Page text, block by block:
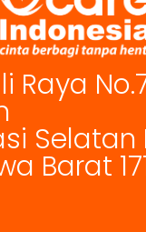
Raya
Selatan
Barat